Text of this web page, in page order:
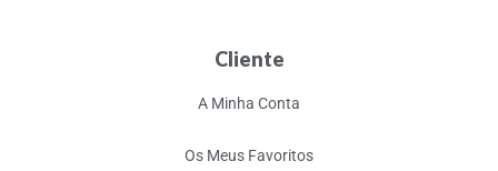
Cliente
A Minha Conta
Os Meus Favoritos